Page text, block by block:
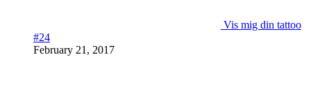
Vis mig din tattoo
#24
February 21, 2017